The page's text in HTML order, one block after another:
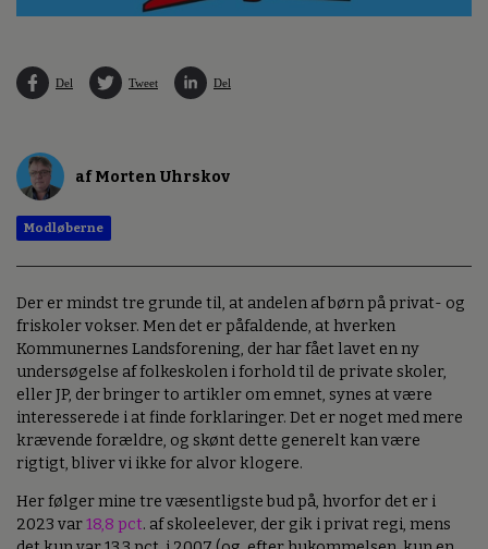
Del Tweet Del
af Morten Uhrskov
Modløberne
Der er mindst tre grunde til, at andelen af børn på privat- og
friskoler vokser. Men det er påfaldende, at hverken
Kommunernes Landsforening, der har fået lavet en ny
undersøgelse af folkeskolen i forhold til de private skoler,
eller JP, der bringer to artikler om emnet, synes at være
interesserede i at finde forklaringer. Det er noget med mere
krævende forældre, og skønt dette generelt kan være
rigtigt, bliver vi ikke for alvor klogere.
Her følger mine tre væsentligste bud på, hvorfor det er i
2023 var18,8 pct. af skoleelever, der gik i privat regi, mens